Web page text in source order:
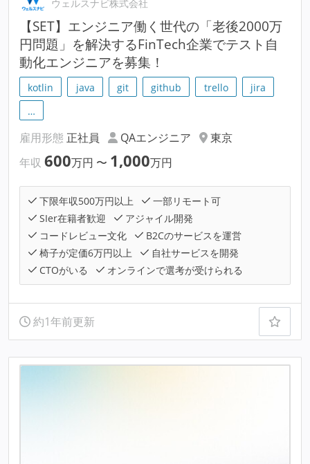
ウェルスナビ株式会社
【SET】エンジニア働く世代の「老後2000万
円問題」を解決するFinTech企業でテスト自
動化エンジニアを募集！
kotlin java git github trello
jira
…
雇用形態 正社員 QAエンジニア
東京
年収 600万円 〜 1,000万円
下限年収500万円以上
一部リモート可
SIer在籍者歓迎
アジャイル開発
コードレビュー文化
B2Cのサービスを運営
椅子が定価6万円以上
自社サービスを開発
CTOがいる
オンラインで選考が受けられる
約1年前更新